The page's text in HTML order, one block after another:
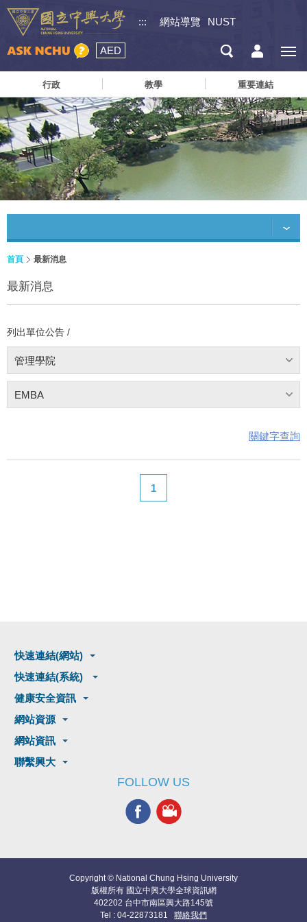
::: 網站導覽 NUST
AED
行政 教學 重要連結
首頁 最新消息
最新消息
列出單位公告 /
管理學院
EMBA
關鍵字查詢
1
快速連結(網站)
快速連結(系統)
健康安全資訊
網站資源
網站資訊
聯繫興大
FOLLOW US
Copyright © National Chung Hsing University
版權所有 國立中興大學全球資訊網
402202 台中市南區興大路145號
Tel : 04-22873181 聯絡我們